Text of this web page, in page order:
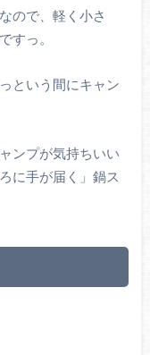
ので、軽く小さ
すっ。
という間にキャン
ンプが気持ちいい
に手が届く」鍋ス